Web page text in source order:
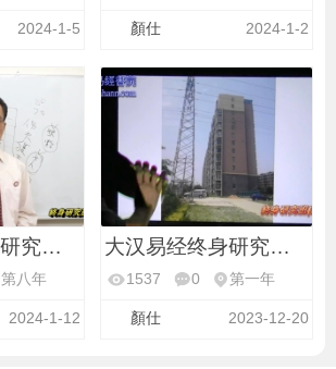
2024-1-5 顏仕 2024-1-2
大汉易经终身研究班第
第八年
2024-1-12
大汉易经终身研究班第
1537 0 第一年
顏仕 2023-12-20